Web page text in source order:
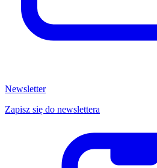
Newsletter
Zapisz się do newslettera